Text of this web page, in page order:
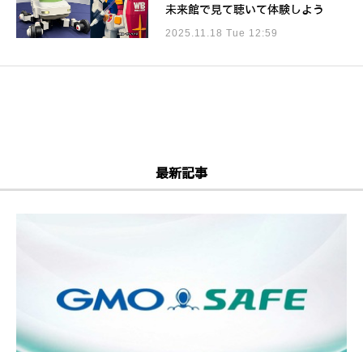
未来館で見て聴いて体験しよう
2025.11.18 Tue 12:59
最新記事